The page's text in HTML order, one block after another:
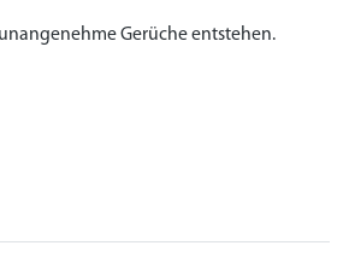
Gerüche entstehen.